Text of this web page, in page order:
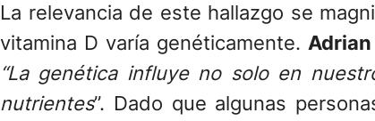
La relevancia de este hallazgo se
vitamina D varía genéticamente.
“La genética influye no solo en
nutrientes”. Dado que algunas